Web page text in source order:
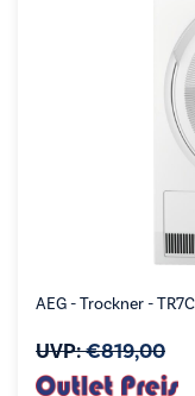
AEG - Trockner -
UVP:€819,00